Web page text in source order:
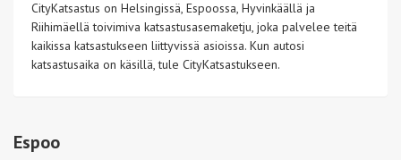
CityKatsastus on Helsingissä, Espoossa, Hyvinkäällä ja
Riihimäellä toivimiva katsastusasemaketju, joka palvelee teitä
kaikissa katsastukseen liittyvissä asioissa. Kun autosi
katsastusaika on käsillä, tule CityKatsastukseen.
Espoo